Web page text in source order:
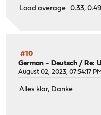
Load average 0.33,
#10
German - Deutsch /Re:
August 02, 2023, 07:54:17 PM
Alles klar, Danke